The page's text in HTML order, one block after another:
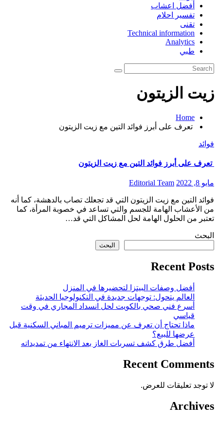
أفضل اعشاب
تفسير احلام
تقنى
Technical information
Analytics
طبي
زيت الزيتون
Home
تعرف على أبرز فوائد التين مع زيت الزيتون
فوائد
تعرف على أبرز فوائد التين مع زيت الزيتون
مايو 8, 2022 Editorial Team
فوائد التين مع زيت الزيتون التي قد تجعلك تصاب بالدهشة، كما أنه
من الأعشاب الهامة للجسم والتي تساعد في خصوبة المرأة، كما
تعتبر من الحلول الهامة لحل المشاكل التي قد…
البحث
البحث
Recent Posts
أفضل وصفات البيتزا لتحضيرها في المنزل
العالم يتحول: توجهات جديدة في التكنولوجيا الحديثة
أسرع فني صحي بالكويت لحل انسداد المجاري في وقت
قياسي
ماذا تحتاج أن تعرف عن مميزات ترميم المباني السكنية قبل
عرضها للبيع؟
أفضل طرق كشف تسربات الغاز بعد الانتهاء من تمديداته
Recent Comments
لا توجد تعليقات للعرض.
Archives